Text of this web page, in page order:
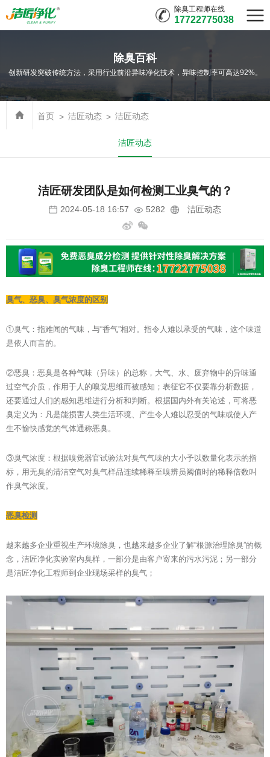
除臭工程师在线
17722775038
除臭百科
创新研发突破传统方法，采用行业前沿异味净化技术，异味控制率可高达92%。
首页 洁匠动态 洁匠动态
洁匠动态
洁匠研发团队是如何检测工业臭气的？
2024-05-18 16:57 5282 洁匠动态
臭气、恶臭、臭气浓度的区别
①臭气：指难闻的气味，与“香气”相对。指令人难以承受的气味，这个味道
是依人而言的。
②恶臭：恶臭是各种气味（异味）的总称，大气、水、废弃物中的异味通
过空气介质，作用于人的嗅觉思维而被感知；表征它不仅要靠分析数据，
还要通过人们的感知思维进行分析和判断。根据国内外有关论述，可将恶
臭定义为：凡是能损害人类生活环境、产生令人难以忍受的气味或使人产
生不愉快感觉的气体通称恶臭。
③臭气浓度：根据嗅觉器官试验法对臭气气味的大小予以数量化表示的指
标，用无臭的清洁空气对臭气样品连续稀释至嗅辨员阈值时的稀释倍数叫
作臭气浓度。
恶臭检测
越来越多企业重视生产环境除臭，也越来越多企业了解“根源治理除臭”的概
念，洁匠净化实验室内臭样，一部分是由客户寄来的污水污泥；另一部分
是洁匠净化工程师到企业现场采样的臭气；